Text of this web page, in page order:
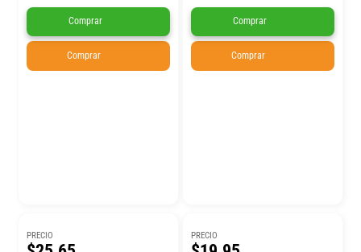
Comprar
Comprar
Comprar
Comprar
PRECIO PRECIO